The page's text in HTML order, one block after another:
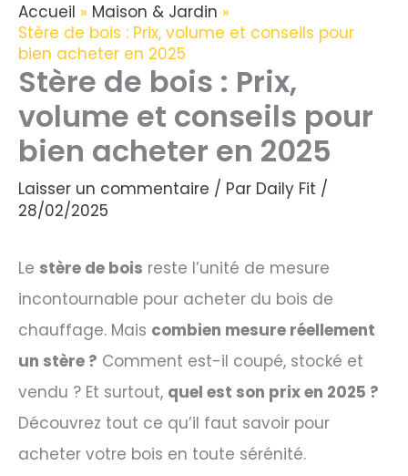
Accueil
Maison & Jardin
Stère de bois : Prix, volume et conseils pour
bien acheter en 2025
Stère de bois : Prix,
volume et conseils pour
bien acheter en 2025
Laisser un commentaire / Par Daily Fit /
28/02/2025
Le stère de bois reste l’unité de mesure
incontournable pour acheter du bois de
chauffage. Mais combien mesure réellement
un stère ? Comment est-il coupé, stocké et
vendu ? Et surtout, quel est son prix en 2025 ?
Découvrez tout ce qu’il faut savoir pour
acheter votre bois en toute sérénité.